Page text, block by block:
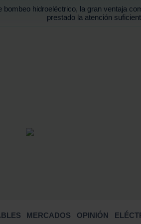
bombeo hidroeléctrico, la gran ventaja
prestado la atención
MERCADOS OPINIÓN